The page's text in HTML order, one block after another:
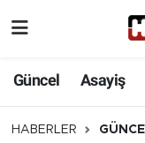
Güncel Asayiş
HABERLER
Eğitim